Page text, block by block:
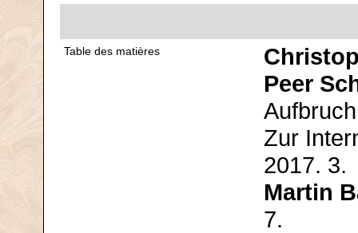
Table des matières
Peer
Zur
2017. 3.
Martin
7.